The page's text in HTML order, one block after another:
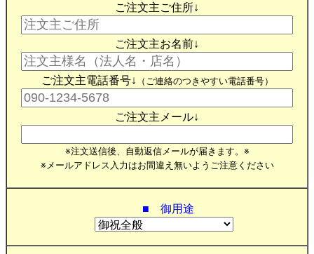
ご注文主ご住所↓
ご注文主お名前↓
ご注文主電話番号↓ （ご連絡のつきやすい電話番号）
ご注文主メール↓
※注文送信後、自動返信メールが届きます。※
※メールアドレス入力はお間違え無いようご注意ください
■ 御用途